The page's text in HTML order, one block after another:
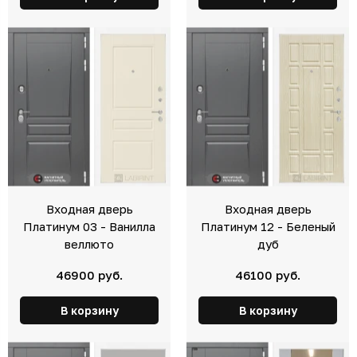
Входная дверь
Платинум 03 - Ванилла
веллюто
46900 руб.
В корзину
Входная дверь
Платинум 12 - Беленый
дуб
46100 руб.
В корзину